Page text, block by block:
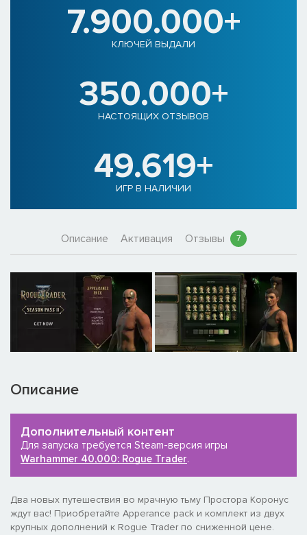
7.900.000+
КЛЮЧЕЙ ВЫДАЛИ
350.000+
НАСТОЯЩИХ ОТЗЫВОВ
49.619+
ИГР В НАЛИЧИИ
Описание Активация Отзывы 7
Описание
Дополнительный контент
Для запуска требуется Steam-версия игры
Warhammer 40,000: Rogue Trader.
Два новых путешествия во мрачную тьму Простора Коронус
ждут вас! Приобретайте Apperance pack и комплект из двух
крупных дополнений к Rogue Trader по сниженной цене.